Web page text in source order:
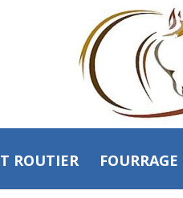
ROUTIER